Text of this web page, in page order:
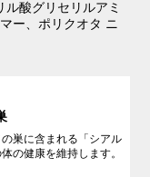
ル酸グリセリルアミ
ー、ポリクオタ ニ
巣に含まれる「シアル
の健康を維持します。